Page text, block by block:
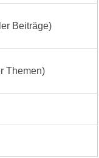
Beiträge)
Themen)